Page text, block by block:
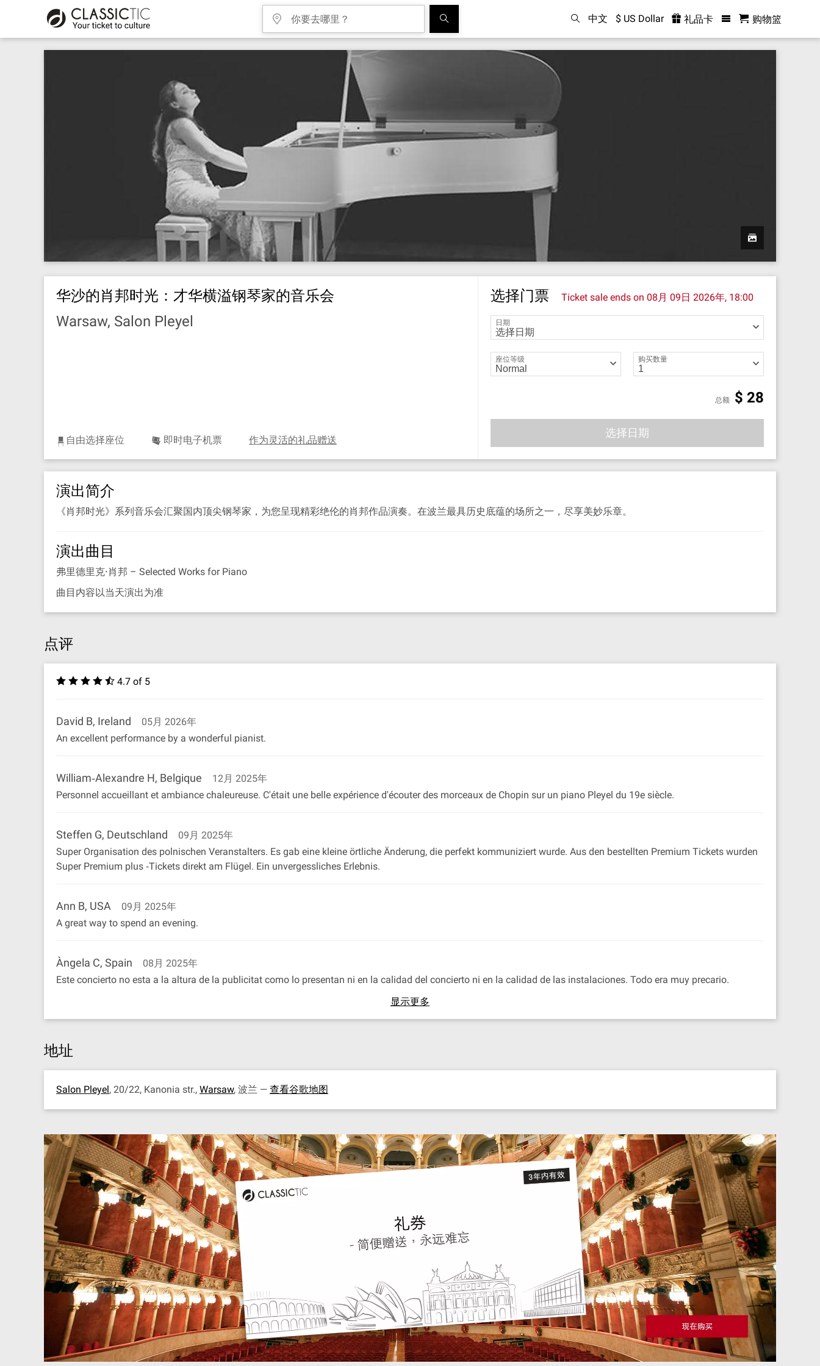
中文 $ US Dollar 礼品卡 购物篮
华沙的肖邦时光：才华横溢钢琴家的音乐会
Warsaw, Salon Pleyel
自由选择座位 即时电子机票 作为灵活的礼品赠送
选择门票 Ticket sale ends on08月 09日 2026年, 18:00
日期
座位等级 购买数量
总额 $ 28
选择日期
演出简介
《肖邦时光》系列音乐会汇聚国内顶尖钢琴家，为您呈现精彩绝伦的肖邦作品演奏。在波兰最具历史底蕴的场所之一，尽享美妙乐章。
演出曲目
弗里德里克·肖邦 – Selected Works for Piano
曲目内容以当天演出为准
点评
4.7 of 5
David B, Ireland
05月 2026年
An excellent performance by a wonderful pianist.
William‐Alexandre H, Belgique
12月 2025年
Personnel accueillant et ambiance chaleureuse. C'était une belle expérience d'écouter des morceaux de Chopin sur un piano Pleyel du 19e siècle.
Steffen G, Deutschland
09月 2025年
Super Organisation des polnischen Veranstalters. Es gab eine kleine örtliche Änderung, die perfekt kommuniziert wurde. Aus den bestellten Premium Tickets wurden
Super Premium plus ‐Tickets direkt am Flügel. Ein unvergessliches Erlebnis.
Ann B, USA
09月 2025年
A great way to spend an evening.
Àngela C, Spain
08月 2025年
Este concierto no esta a la altura de la publicitat como lo presentan ni en la calidad del concierto ni en la calidad de las instalaciones. Todo era muy precario.
显示更多
地址
Salon Pleyel, 20/22, Kanonia str., Warsaw, 波兰 — 查看谷歌地图